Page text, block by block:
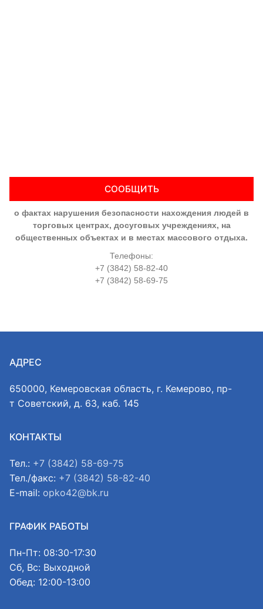
СООБЩИТЬ
о фактах нарушения безопасности нахождения людей в
торговых центрах, досуговых учреждениях, на
общественных объектах и в местах массового отдыха.
Телефоны:
+7 (3842) 58-82-40
+7 (3842) 58-69-75
АДРЕС
650000, Кемеровская область, г. Кемерово, пр-
т Советский, д. 63, каб. 145
КОНТАКТЫ
Тел.: +7 (3842) 58-69-75
Тел./факс: +7 (3842) 58-82-40
E-mail: opko42@bk.ru
ГРАФИК РАБОТЫ
Пн-Пт: 08:30-17:30
Сб, Вс: Выходной
Обед: 12:00-13:00